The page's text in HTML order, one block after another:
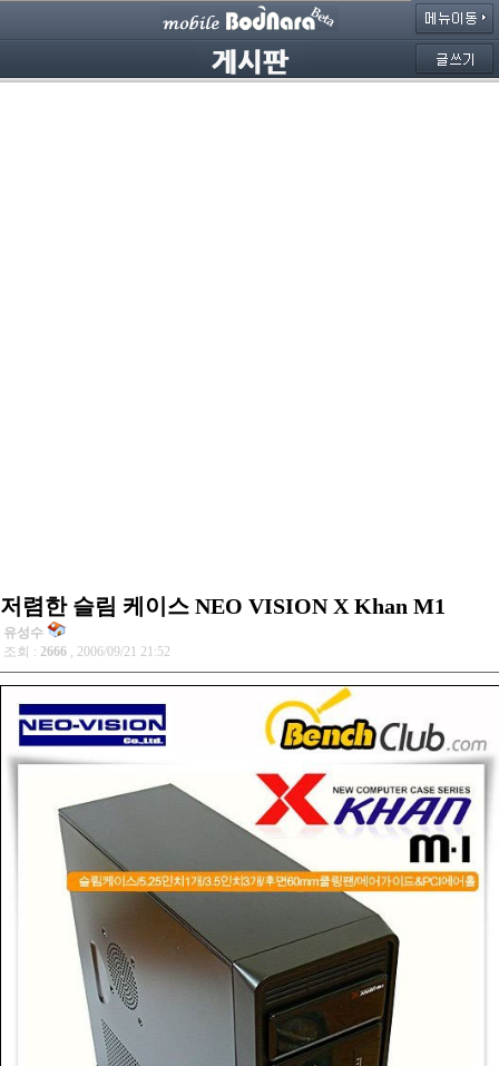
저렴한 슬림 케이스 NEO VISION X Khan M1
유성수
조회 : 2666 , 2006/09/21 21:52